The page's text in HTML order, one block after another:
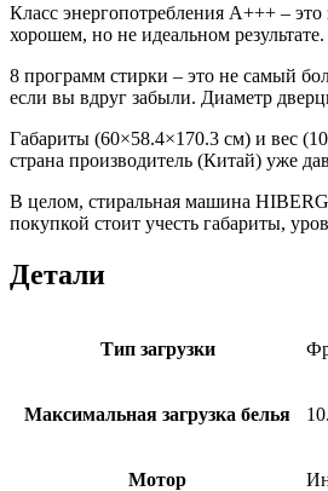
Класс энергопотребления A+++ –
хорошем, но не идеальном
8 программ стирки – это не самый
если вы вдруг забыли. Диаметр
Габариты (60×58.4×170.3 см) и вес
страна производитель (Китай) уже
В целом, стиральная машина
покупкой стоит учесть габариты,
Детали
Тип загрузки
Максимальная загрузка белья
Мотор